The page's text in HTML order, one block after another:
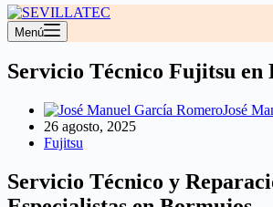
Menú
Servicio Técnico Fujitsu en
José
26 agosto, 2025
Fujitsu
Servicio Técnico y